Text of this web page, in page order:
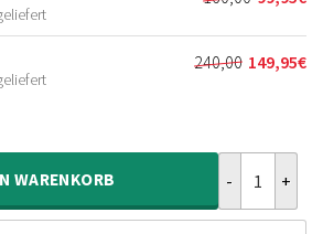
120,00€
69,95€.
Preis
war:
160,00€
Aktueller
Preis
ist:
99,95€.
240,00 149,95€
Aktueller
WARENKORB